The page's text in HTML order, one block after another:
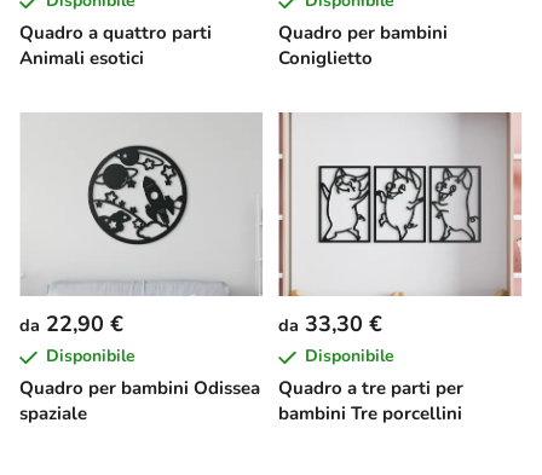
Quadro a quattro parti
Animali esotici
Quadro per bambini
Coniglietto
Quadro per bambini Odissea
spaziale
da 22,90 €
Disponibile
Quadro a tre parti per
bambini Tre porcellini
da 33,30 €
Disponibile